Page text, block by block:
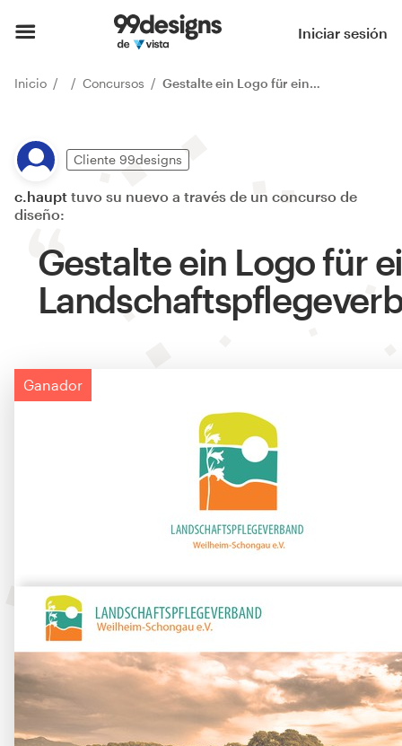
Iniciar sesión
Inicio Concursos Gestalte ein Logo für einen Landschaftspflegeverband
Cliente 99designs
c.haupt tuvo su nuevo a través de un concurso de
diseño:
Ganador
Gestalte ein Logo für